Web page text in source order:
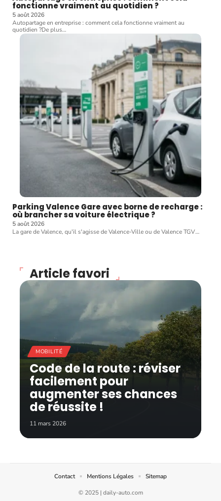
fonctionne vraiment au quotidien ?
5 août 2026
Autopartage en entreprise : comment cela fonctionne vraiment au
quotidien ?De plus…
Parking Valence Gare avec borne de recharge :
où brancher sa voiture électrique ?
5 août 2026
La gare de Valence, qu'il s'agisse de Valence-Ville ou de Valence TGV…
Article favori
MOBILITÉ
Code de la route : réviser
facilement pour
augmenter ses chances
de réussite !
11 mars 2026
© 2025 | daily-auto.com
Contact Mentions Légales Sitemap